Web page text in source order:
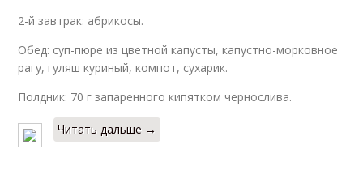
2-й завтрак: абрикосы.
Обед: суп-пюре из цветной капусты, капустно-морковное
рагу, гуляш куриный, компот, сухарик.
Полдник: 70 г запаренного кипятком чернослива.
Читать дальше →